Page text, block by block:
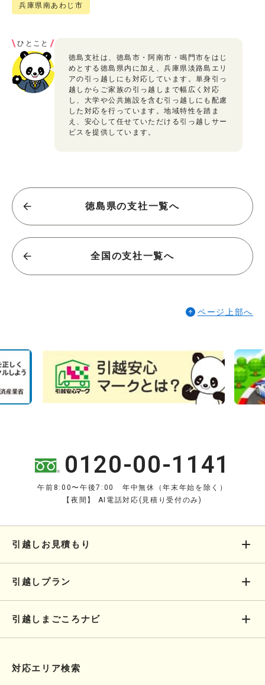
兵庫県南あわじ市
ひとこと
徳島支社は、徳島市・阿南市・鳴門市をはじ
めとする徳島県内に加え、兵庫県淡路島エリ
アの引っ越しにも対応しています。単身引っ
越しからご家族の引っ越しまで幅広く対応
し、大学や公共施設を含む引っ越しにも配慮
した対応を行っています。地域特性を踏ま
え、安心して任せていただける引っ越しサー
ビスを提供しています。
徳島県の支社一覧へ
全国の支社一覧へ
ページ上部へ
0120-00-1141
午前8:00〜午後7:00 年中無休（年末年始を除く）
【夜間】 AI電話対応(見積り受付のみ)
引越しお見積もり
引越しプラン
引越しまごころナビ
対応エリア検索